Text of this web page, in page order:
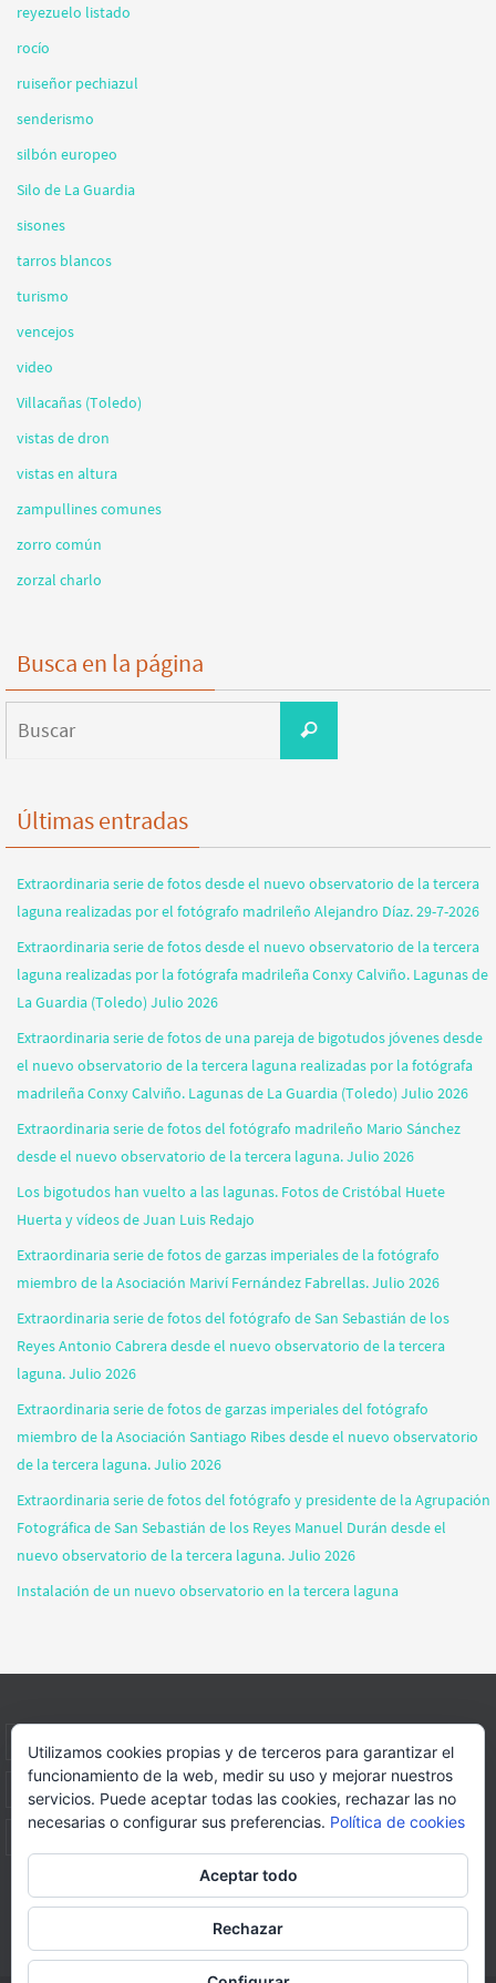
reyezuelo listado
rocío
ruiseñor pechiazul
senderismo
silbón europeo
Silo de La Guardia
sisones
tarros blancos
turismo
vencejos
video
Villacañas (Toledo)
vistas de dron
vistas en altura
zampullines comunes
zorro común
zorzal charlo
Busca en la página
Buscar
Últimas entradas
Extraordinaria serie de fotos desde el nuevo observatorio de la tercera
laguna realizadas por el fotógrafo madrileño Alejandro Díaz. 29-7-2026
Extraordinaria serie de fotos desde el nuevo observatorio de la tercera
laguna realizadas por la fotógrafa madrileña Conxy Calviño. Lagunas de
La Guardia (Toledo) Julio 2026
Extraordinaria serie de fotos de una pareja de bigotudos jóvenes desde
el nuevo observatorio de la tercera laguna realizadas por la fotógrafa
madrileña Conxy Calviño. Lagunas de La Guardia (Toledo) Julio 2026
Extraordinaria serie de fotos del fotógrafo madrileño Mario Sánchez
desde el nuevo observatorio de la tercera laguna. Julio 2026
Los bigotudos han vuelto a las lagunas. Fotos de Cristóbal Huete
Huerta y vídeos de Juan Luis Redajo
Extraordinaria serie de fotos de garzas imperiales de la fotógrafo
miembro de la Asociación Mariví Fernández Fabrellas. Julio 2026
Extraordinaria serie de fotos del fotógrafo de San Sebastián de los
Reyes Antonio Cabrera desde el nuevo observatorio de la tercera
laguna. Julio 2026
Extraordinaria serie de fotos de garzas imperiales del fotógrafo
miembro de la Asociación Santiago Ribes desde el nuevo observatorio
de la tercera laguna. Julio 2026
Extraordinaria serie de fotos del fotógrafo y presidente de la Agrupación
Fotográfica de San Sebastián de los Reyes Manuel Durán desde el
nuevo observatorio de la tercera laguna. Julio 2026
Instalación de un nuevo observatorio en la tercera laguna
VIDEOS PATROCINADORES DONACIONES
Página web realizada por FORMACION WEBS Y MULTIMEDIA
Funciona conNirvana&
Utilizamos cookies propias y de terceros para garantizar el
funcionamiento de la web, medir su uso y mejorar nuestros
servicios. Puede aceptar todas las cookies, rechazar las no
necesarias o configurar sus preferencias. Política de cookies
Aceptar todo
Rechazar